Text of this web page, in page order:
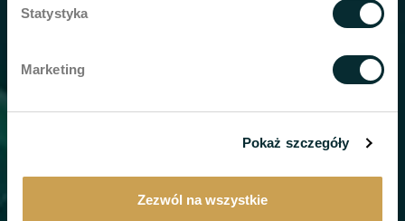
Statystyka
Marketing
Pokaż szczegóły
Zezwól na wszystkie
23/U5 Walowa St.
Grzegórzecka 79/U1
Wellclinic